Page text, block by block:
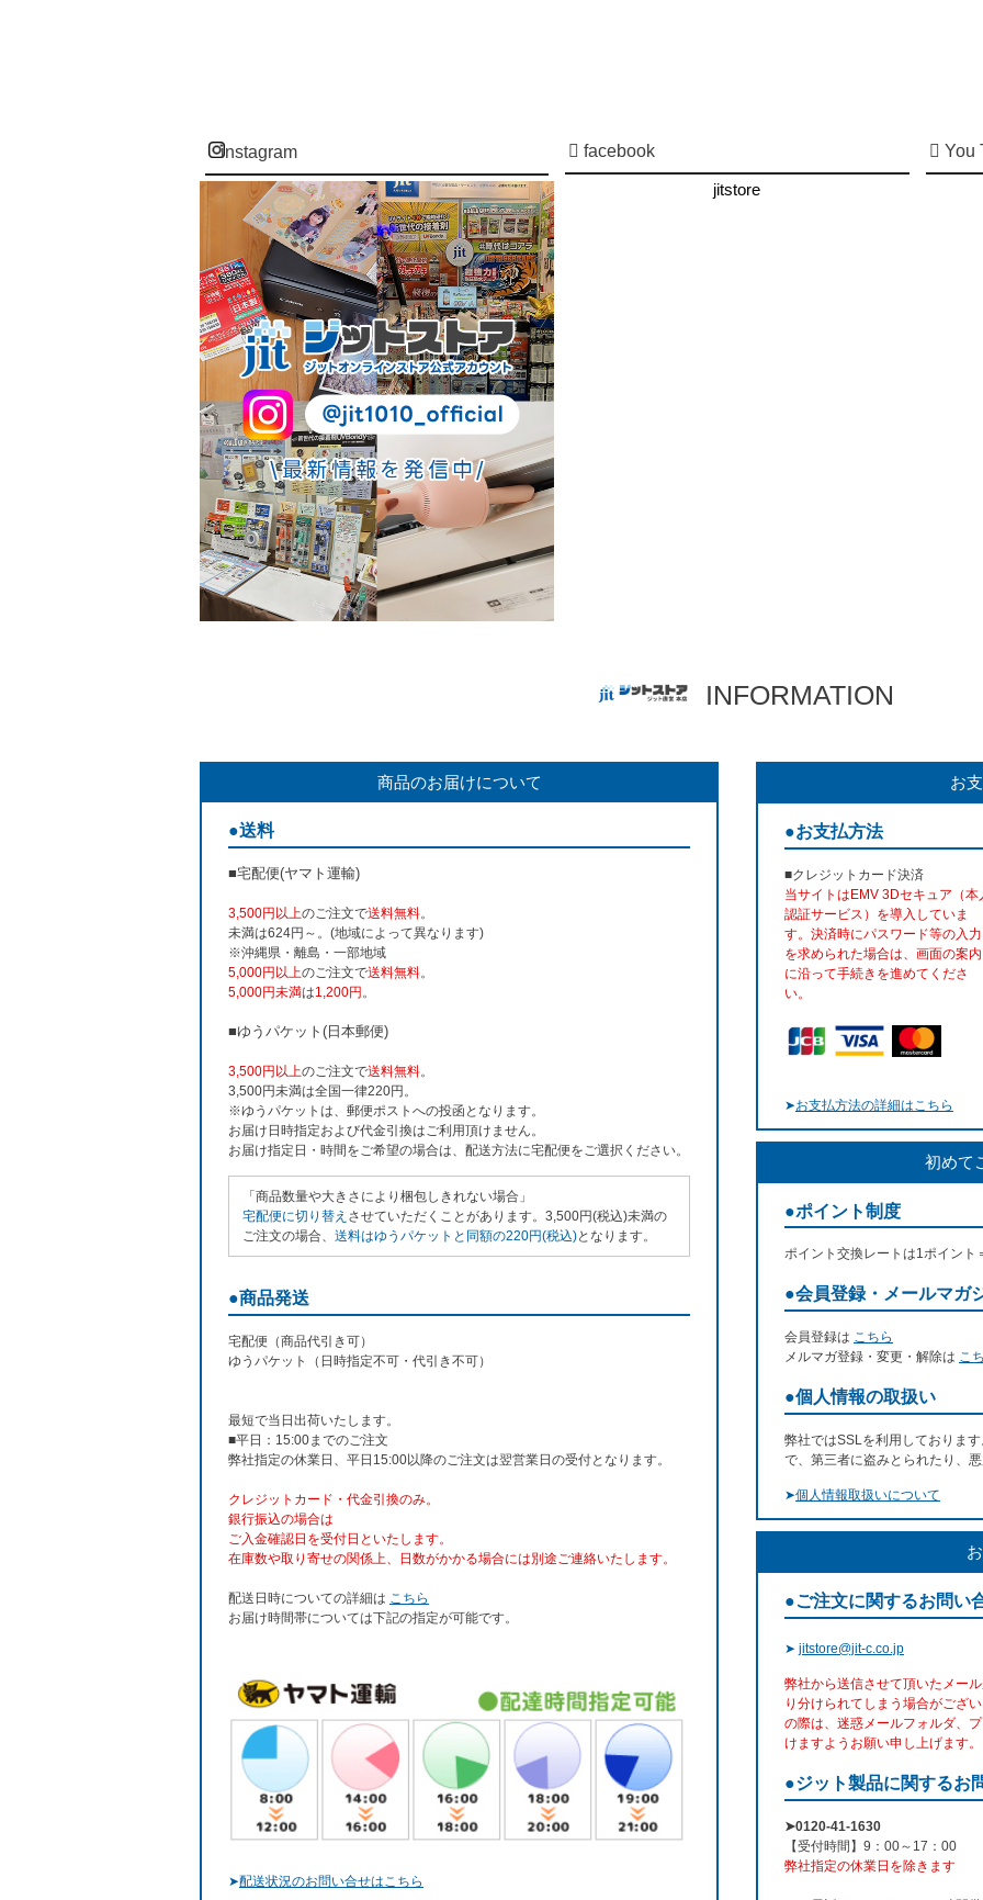
instagram facebook
jitstore
You
INFORMATION
商品のお届けについて
●送料
■宅配便(ヤマト運輸)
3,500円以上のご注文で送料無料。
未満は624円～。(地域によって異なります)
※沖縄県・離島・一部地域
5,000円以上のご注文で送料無料。
5,000円未満は1,200円。
■ゆうパケット(日本郵便)
3,500円以上のご注文で送料無料。
3,500円未満は全国一律220円。
※ゆうパケットは、郵便ポストへの投函となります。
お届け日時指定および代金引換はご利用頂けません。
お届け指定日・時間をご希望の場合は、配送方法に宅配便をご選択ください。
「商品数量や大きさにより梱包しきれない場合」
宅配便に切り替え させていただくことがあります。3,500円(税込)未満の
ご注文の場合、 送料はゆうパケットと同額の220円(税込)となります。
●商品発送
宅配便（商品代引き可）
ゆうパケット（日時指定不可・代引き不可）
最短で当日出荷いたします。
■平日：15:00までのご注文
弊社指定の休業日、平日15:00以降のご注文は翌営業日の受付となります。
クレジットカード・代金引換のみ。
銀行振込の場合は
ご入金確認日を受付日といたします。
在庫数や取り寄せの関係上、日数がかかる場合には別途ご連絡いたします。
配送日時についての詳細は こちら
お届け時間帯については下記の指定が可能です。
➤配送状況のお問い合せはこちら
お
●お支払方法
■クレジットカード決済
当サイトはEMV 3Dセキュア（本
認証サービス）を導入していま
す。決済時にパスワード等の入力
を求められた場合は、画面の案内
に沿って手続きを進めてくださ
い。
➤お支払方法の詳細はこちら
初めて
●ポイント制度
ポイント交換レートは1ポイント
●会員登録・メールマガ
会員登録は こちら
メルマガ登録・変更・解除は こ
●個人情報の取扱い
弊社ではSSLを利用しておりま
で、第三者に盗みとられたり、
➤個人情報取扱いについて
●ご注文に関するお問い
➤ jitstore@jit-c.co.jp
弊社から送信させて頂いたメー
り分けられてしまう場合がござ
の際は、迷惑メールフォルダ、
けますようお願い申し上げます。
●ジット製品に関するお
➤0120-41-1630
【受付時間】9：00～17：00
弊社指定の休業日を除きます